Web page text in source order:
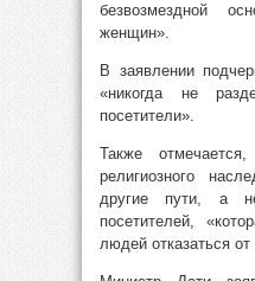
безвозмездной
женщин».
В заявлении
«никогда не
посетители».
Также
религиозного
другие пути, а
посетителей,
людей отказаться